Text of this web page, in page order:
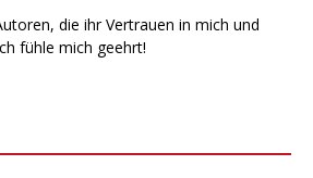
die ihr Vertrauen in mich und
fühle mich geehrt!